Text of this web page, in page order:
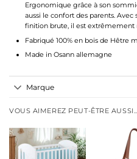
Ergonomique grâce à son
aussi le confort des parents. Avec
finition brute, il est extrêmement
Fabriqué 100% en bois de Hêtre
Made in Osann allemagne
Marque
VOUS AIMEREZ PEUT-ÊTRE